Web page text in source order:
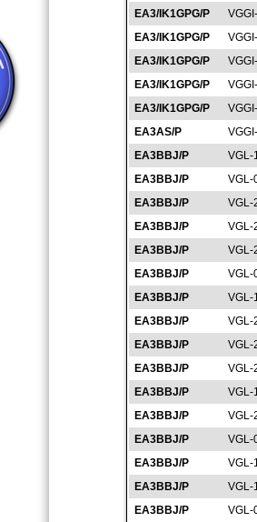
EA3/IK1GPG/P
EA3/IK1GPG/P
EA3/IK1GPG/P
EA3/IK1GPG/P
EA3/IK1GPG/P
EA3AS/P
EA3BBJ/P
VGL-
EA3BBJ/P
VGL-
EA3BBJ/P
VGL-
EA3BBJ/P
VGL-
EA3BBJ/P
VGL-
EA3BBJ/P
VGL-
EA3BBJ/P
VGL-
EA3BBJ/P
VGL-
EA3BBJ/P
VGL-
EA3BBJ/P
VGL-
EA3BBJ/P
VGL-
EA3BBJ/P
VGL-
EA3BBJ/P
VGL-
EA3BBJ/P
VGL-
EA3BBJ/P
VGL-
EA3BBJ/P
VGL-